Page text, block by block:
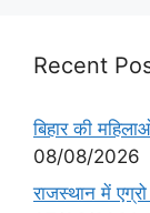
Recent
बिहार की
08/08/2026
राजस्थान में